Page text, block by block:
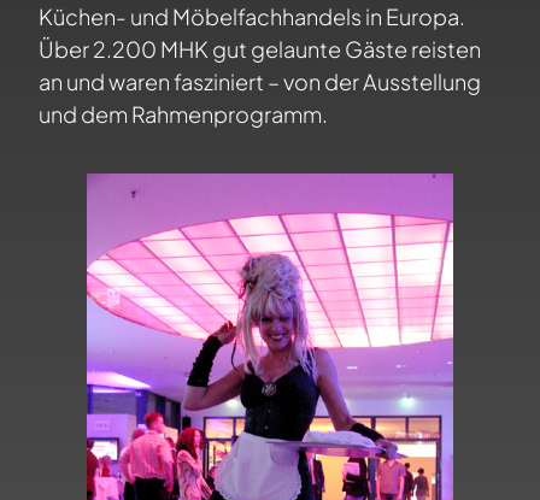
Küchen- und Möbelfachhandels in Europa.
Über 2.200 MHK gut gelaunte Gäste reisten
an und waren fasziniert – von der Ausstellung
und dem Rahmenprogramm.